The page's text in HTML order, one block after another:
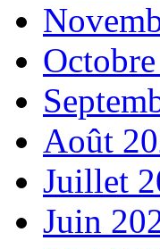
Août
Juillet
Juin